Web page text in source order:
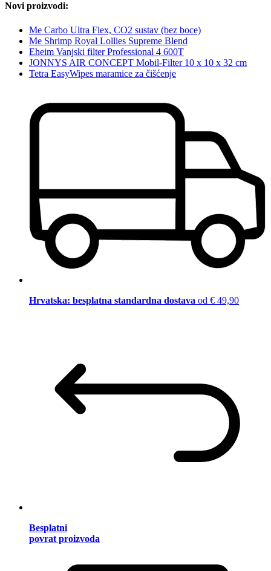
Novi proizvodi:
Me Carbo Ultra Flex, CO2 sustav (bez boce)
Me Shrimp Royal Lollies Supreme Blend
Eheim Vanjski filter Professional 4 600T
JONNYS AIR CONCEPT Mobil-Filter 10 x 10 x 32 cm
Tetra EasyWipes maramice za čišćenje
Hrvatska: besplatna standardna dostava od € 49,90
Besplatni
povrat proizvoda